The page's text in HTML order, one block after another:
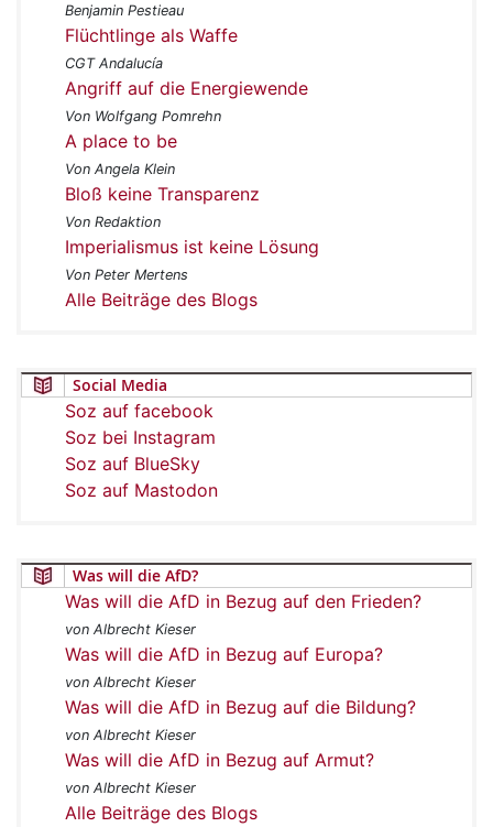
Benjamin Pestieau
Flüchtlinge als Waffe
CGT Andalucía
Angriff auf die Energiewende
Von Wolfgang Pomrehn
A place to be
Von Angela Klein
Bloß keine Transparenz
Von Redaktion
Imperialismus ist keine Lösung
Von Peter Mertens
Alle Beiträge des Blogs
Social Media
Soz auf facebook
Soz bei Instagram
Soz auf BlueSky
Soz auf Mastodon
Was will die AfD?
Was will die AfD in Bezug auf den Frieden?
von Albrecht Kieser
Was will die AfD in Bezug auf Europa?
von Albrecht Kieser
Was will die AfD in Bezug auf die Bildung?
von Albrecht Kieser
Was will die AfD in Bezug auf Armut?
von Albrecht Kieser
Alle Beiträge des Blogs